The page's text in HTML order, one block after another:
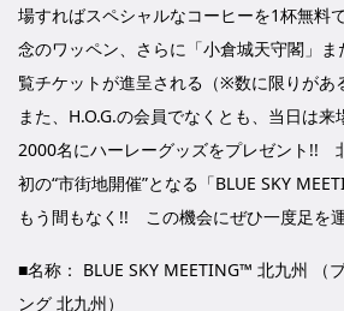
場すればスペシャルなコーヒーを1杯無料
念のワッペン、さらに「小倉城天守閣」
覧チケットが進呈される（※数に限りがあ
また、H.O.G.の会員でなくとも、当日は
2000名にハーレーグッズをプレゼント!!
初の“市街地開催”となる「BLUE SKY
もう間もなく!! この機会にぜひ一度足を
■名称： BLUE SKY MEETING™ 北九州 （
ング 北九州）